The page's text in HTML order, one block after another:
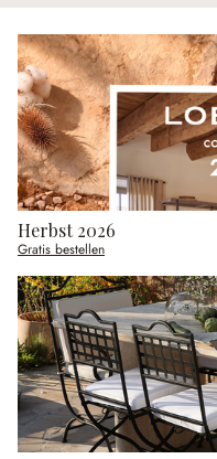
Herbst 2026
Gratis bestellen